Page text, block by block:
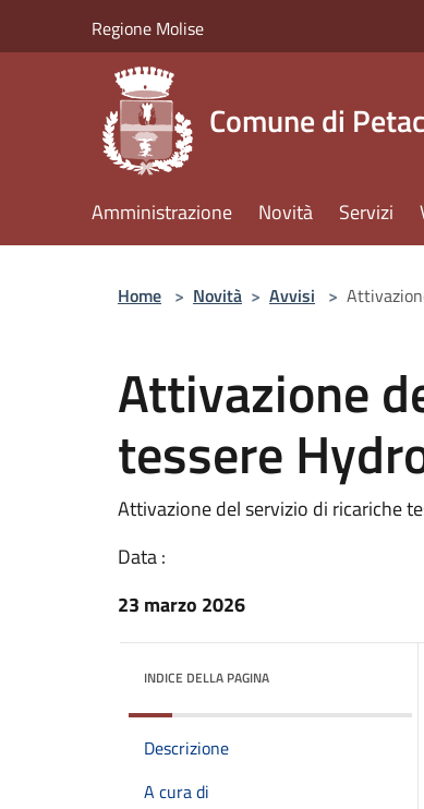
Regione Molise
Comune di
Amministrazione Novità Servizi
Home > Novità > Avvisi >
Attivazione
tessere
Attivazione del servizio di ricariche
Data :
23 marzo 2026
INDICE DELLA PAGINA
Descrizione
A cura di